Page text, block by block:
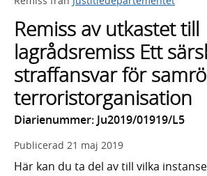
lista
med
sökförslag
Remiss av utkastet till
lagrådsremiss Ett
straffansvar för
terroristorganisation
Diarienummer: Ju2019/01919/L5
Publicerad 21 maj 2019
Här kan du ta del av till vilka